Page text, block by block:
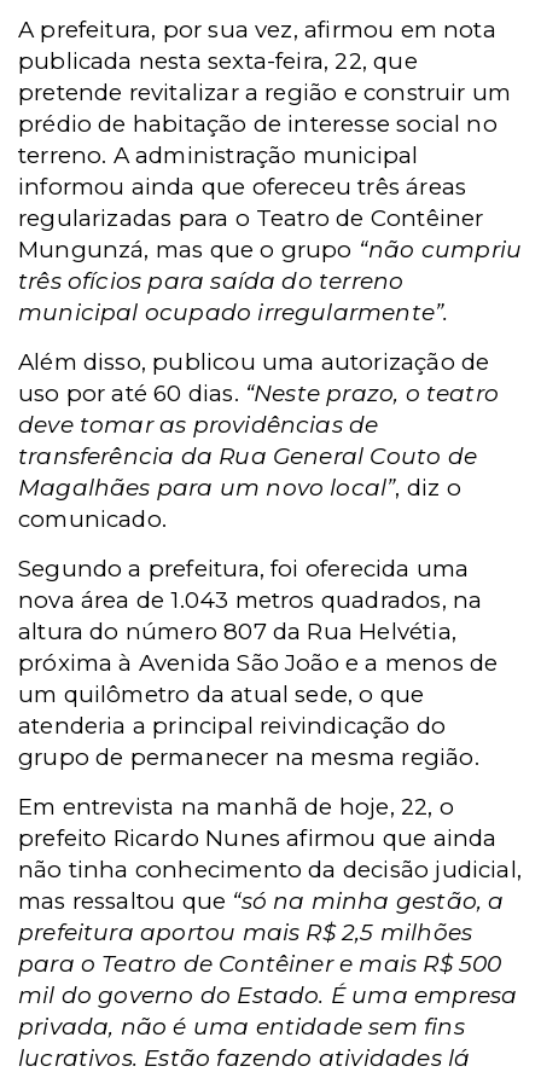
A prefeitura, por sua vez, afirmou em nota
publicada nesta sexta-feira, 22, que
pretende revitalizar a região e construir um
prédio de habitação de interesse social no
terreno. A administração municipal
informou ainda que ofereceu três áreas
regularizadas para o Teatro de Contêiner
Mungunzá, mas que o grupo “não cumpriu
três ofícios para saída do terreno
municipal ocupado irregularmente”.
Além disso, publicou uma autorização de
uso por até 60 dias. “Neste prazo, o teatro
deve tomar as providências de
transferência da Rua General Couto de
Magalhães para um novo local”, diz o
comunicado.
Segundo a prefeitura, foi oferecida uma
nova área de 1.043 metros quadrados, na
altura do número 807 da Rua Helvétia,
próxima à Avenida São João e a menos de
um quilômetro da atual sede, o que
atenderia a principal reivindicação do
grupo de permanecer na mesma região.
Em entrevista na manhã de hoje, 22, o
prefeito Ricardo Nunes afirmou que ainda
não tinha conhecimento da decisão judicial,
mas ressaltou que “só na minha gestão, a
prefeitura aportou mais R$ 2,5 milhões
para o Teatro de Contêiner e mais R$ 500
mil do governo do Estado. É uma empresa
privada, não é uma entidade sem fins
lucrativos. Estão fazendo atividades lá